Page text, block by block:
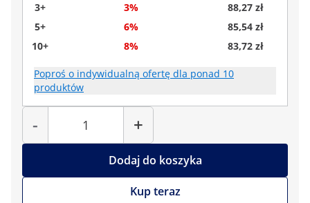
3+
3%
88,27 zł
5+
6%
85,54 zł
10+
8% 83,72 zł
Poproś o indywidualną ofertę dla ponad 10
produktów
-
Liczba
+
Dodaj do koszyka
Kup teraz